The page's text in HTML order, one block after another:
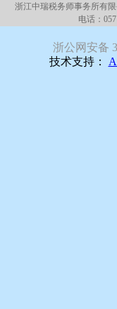
浙江中瑞税务师事务所有
电话：
浙公网安备
技术支持：